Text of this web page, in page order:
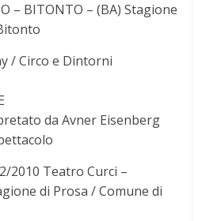
– BITONTO – (BA) Stagione
/ Circo e Dintorni
da Avner Eisenberg
2010 Teatro Curci –
di Prosa / Comune di